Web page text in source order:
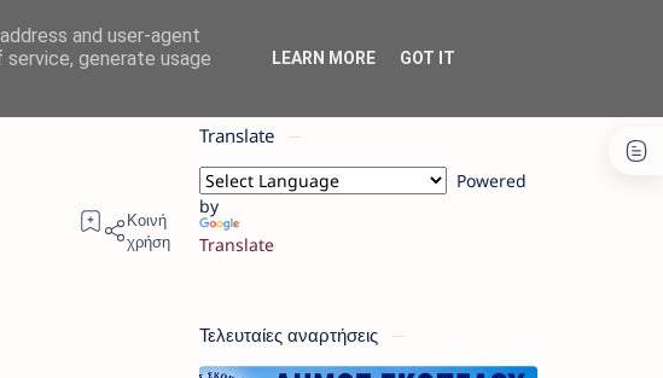
Translate
Powered
by
Translate
Τελευταίες αναρτήσεις
and user-agent
generate usage
LEARN MORE GOT IT